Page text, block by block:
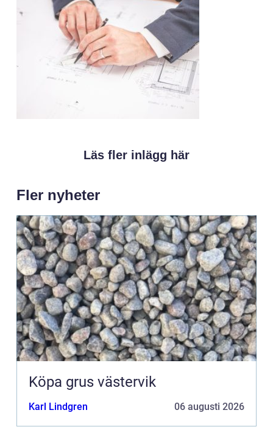
Läs fler inlägg här
Fler nyheter
Köpa grus västervik
Karl Lindgren 06 augusti 2026